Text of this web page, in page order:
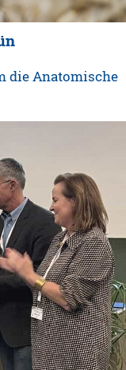
die Anatomische